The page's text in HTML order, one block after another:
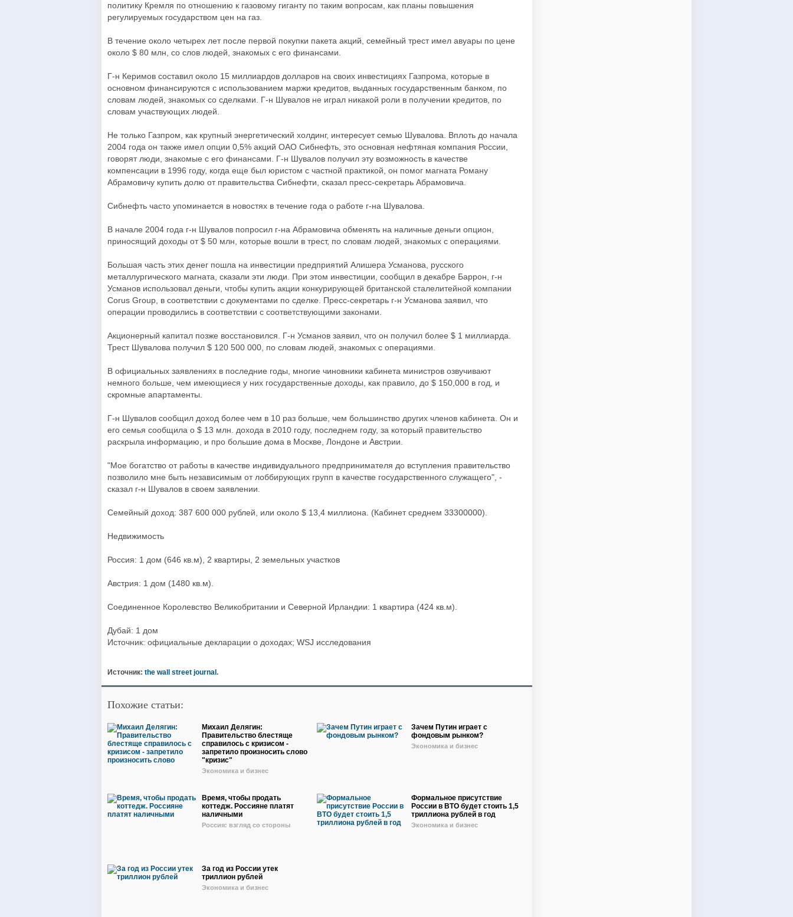
политику Кремля по отношению к газовому гиганту по таким вопросам, как планы повышения
регулируемых государством цен на газ.
В течение около четырех лет после первой покупки пакета акций, семейный трест имел авуары по цене
около $ 80 млн, со слов людей, знакомых с его финансами.
Г-н Керимов составил около 15 миллиардов долларов на своих инвестициях Газпрома, которые в
основном финансируются с использованием маржи кредитов, выданных государственным банком, по
словам людей, знакомых со сделками. Г-н Шувалов не играл никакой роли в получении кредитов, по
словам участвующих людей.
Не только Газпром, как крупный энергетический холдинг, интересует семью Шувалова. Вплоть до начала
2004 года он также имел опции 0,5% акций ОАО Сибнефть, это основная нефтяная компания России,
говорят люди, знакомые с его финансами. Г-н Шувалов получил эту возможность в качестве
компенсации в 1996 году, когда еще был юристом с частной практикой, он помог магната Роману
Абрамовичу купить долю от правительства Сибнефти, сказал пресс-секретарь Абрамовича.
Сибнефть часто упоминается в новостях в течение года о работе г-на Шувалова.
В начале 2004 года г-н Шувалов попросил г-на Абрамовича обменять на наличные деньги опцион,
приносящий доходы от $ 50 млн, которые вошли в трест, по словам людей, знакомых с операциями.
Большая часть этих денег пошла на инвестиции предприятий Алишера Усманова, русского
металлургического магната, сказали эти люди. При этом инвестиции, сообщил в декабре Баррон, г-н
Усманов использовал деньги, чтобы купить акции конкурирующей британской сталелитейной компании
Corus Group, в соответствии с документами по сделке. Пресс-секретарь г-н Усманова заявил, что
операции проводились в соответствии с соответствующими законами.
Акционерный капитал позже восстановился. Г-н Усманов заявил, что он получил более $ 1 миллиарда.
Трест Шувалова получил $ 120 500 000, по словам людей, знакомых с операциями.
В официальных заявлениях в последние годы, многие чиновники кабинета министров озвучивают
немного больше, чем имеющиеся у них государственные доходы, как правило, до $ 150,000 в год, и
скромные апартаменты.
Г-н Шувалов сообщил доход более чем в 10 раз больше, чем большинство других членов кабинета. Он и
его семья сообщила о $ 13 млн. дохода в 2010 году, последнем году, за который правительство
раскрыла информацию, и про большие дома в Москве, Лондоне и Австрии.
"Мое богатство от работы в качестве индивидуального предпринимателя до вступления правительство
позволило мне быть независимым от лоббирующих групп в качестве государственного служащего", -
сказал г-н Шувалов в своем заявлении.
Семейный доход: 387 600 000 рублей, или около $ 13,4 миллиона. (Кабинет среднем 33300000).
Недвижимость
Россия: 1 дом (646 кв.м), 2 квартиры, 2 земельных участков
Австрия: 1 дом (1480 кв.м).
Соединенное Королевство Великобритании и Северной Ирландии: 1 квартира (424 кв.м).
Дубай: 1 дом
Источник: официальные декларации о доходах; WSJ исследования
Источник: the wall street journal .
Похожие статьи:
Михаил Делягин:
Правительство блестяще
справилось с кризисом -
запретило произносить слово
"кризис"
Экономика и бизнес
Зачем Путин играет с
фондовым рынком?
Экономика и бизнес
Время, чтобы продать
коттедж. Россияне платят
наличными
Россия: взгляд со стороны
Формальное присутствие
России в ВТО будет стоить 1,5
триллиона рублей в год
Экономика и бизнес
За год из России утек
триллион рублей
Экономика и бизнес